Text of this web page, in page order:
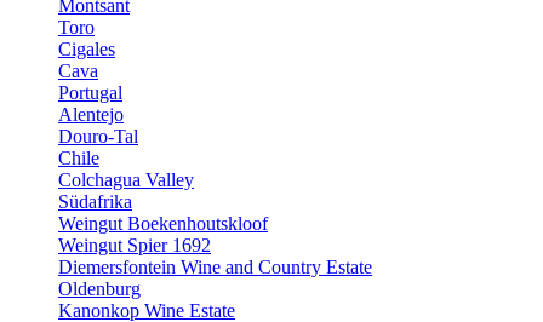
Montsant
Toro
Cigales
Cava
Portugal
Alentejo
Douro-Tal
Chile
Colchagua Valley
Südafrika
Weingut Boekenhoutskloof
Weingut Spier 1692
Diemersfontein Wine and Country Estate
Oldenburg
Kanonkop Wine Estate